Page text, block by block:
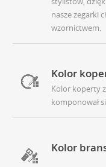
nasze zegarki
wzornictwem.
Kolor
Kolor koperty
komponował
Kolor